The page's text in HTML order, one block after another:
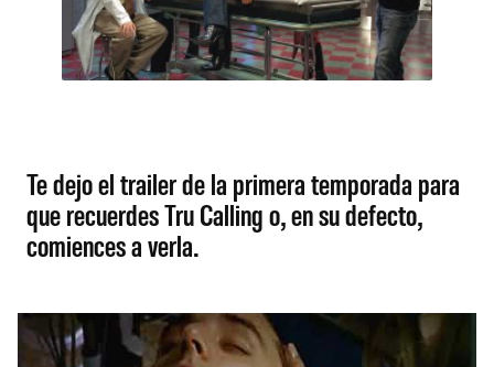
Te dejo el trailer de la primera temporada para
que recuerdes Tru Calling o, en su defecto,
comiences a verla.